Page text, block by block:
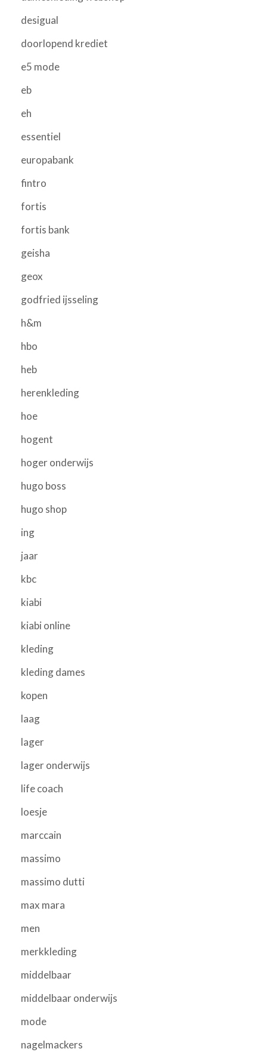
desigual
doorlopend krediet
e5 mode
eb
eh
essentiel
europabank
fintro
fortis
fortis bank
geisha
geox
godfried ijsseling
h&m
hbo
heb
herenkleding
hoe
hogent
hoger onderwijs
hugo boss
hugo shop
ing
jaar
kbc
kiabi
kiabi online
kleding
kleding dames
kopen
laag
lager
lager onderwijs
life coach
loesje
marccain
massimo
massimo dutti
max mara
men
merkkleding
middelbaar
middelbaar onderwijs
mode
nagelmackers